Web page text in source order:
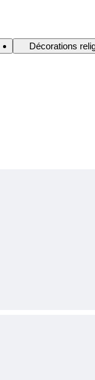
Décorations